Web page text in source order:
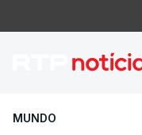
Diretor-
MUNDO